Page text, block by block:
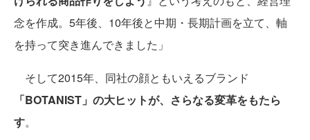
念を作成。5年後、10年後と中期・長期計画を立て、軸
を持って突き進んできました」
そして2015年、同社の顔ともいえるブランド
「BOTANIST」の大ヒットが、さらなる変革をもたら
す。